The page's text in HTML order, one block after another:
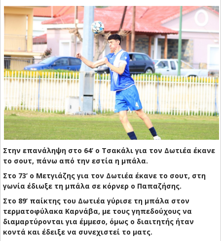
Στην επανάληψη στο 64’ ο Τσακάλι για τον Δωτιέα έκανε
το σουτ, πάνω από την εστία η μπάλα.
Στο 73’ ο Μετγιάζης για τον Δωτιέα έκανε το σουτ, στη
γωνία έδιωξε τη μπάλα σε κόρνερ ο Παπαζήσης.
Στο 89’ παίκτης του Δωτιέα γύρισε τη μπάλα στον
τερματοφύλακα Καρνάβα, με τους γηπεδούχους να
διαμαρτύρονται για έμμεσο, όμως ο διαιτητής ήταν
κοντά και έδειξε να συνεχιστεί το ματς.